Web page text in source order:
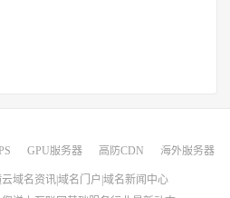
GPU服务器 高防CDN 海外服务器
域名资讯|域名门户|域名新闻中心